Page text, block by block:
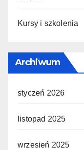
Kursy i szkolenia
Archiwum
styczeń 2026
listopad 2025
wrzesień 2025